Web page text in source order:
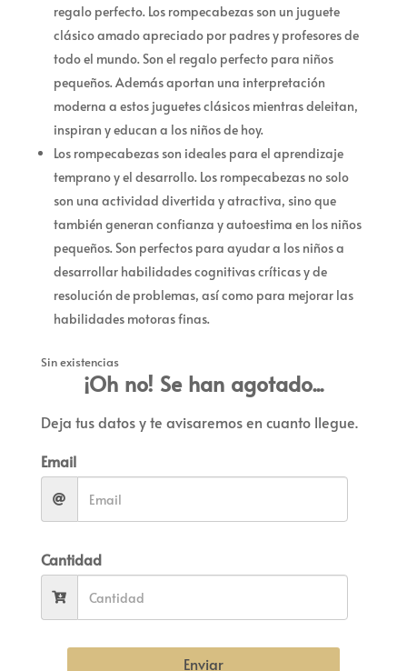
regalo perfecto. Los rompecabezas son un juguete
clásico amado apreciado por padres y profesores de
todo el mundo. Son el regalo perfecto para niños
pequeños. Además aportan una interpretación
moderna a estos juguetes clásicos mientras deleitan,
inspiran y educan a los niños de hoy.
Los rompecabezas son ideales para el aprendizaje
temprano y el desarrollo. Los rompecabezas no solo
son una actividad divertida y atractiva, sino que
también generan confianza y autoestima en los niños
pequeños. Son perfectos para ayudar a los niños a
desarrollar habilidades cognitivas críticas y de
resolución de problemas, así como para mejorar las
habilidades motoras finas.
Sin existencias
¡Oh no! Se han agotado...
Deja tus datos y te avisaremos en cuanto llegue.
Email
Cantidad
Enviar